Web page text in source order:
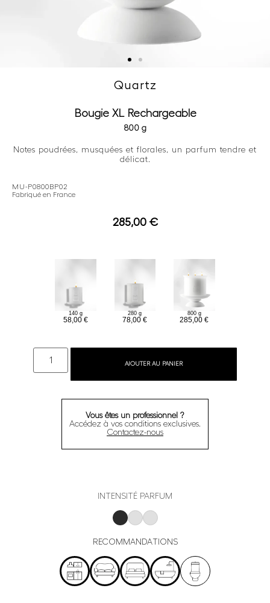
Quartz
Bougie XL Rechargeable
800 g
Notes poudrées, musquées et florales, un parfum tendre et
délicat.
MU-P0800BP02
Fabriqué en France
285,00 €
140 g
58,00€
280 g
78,00€
800 g
285,00€
AJOUTER AU PANIER
Vous êtes un professionnel ?
Accédez à vos conditions exclusives.
Contactez-nous
INTENSITÉ PARFUM
RECOMMANDATIONS